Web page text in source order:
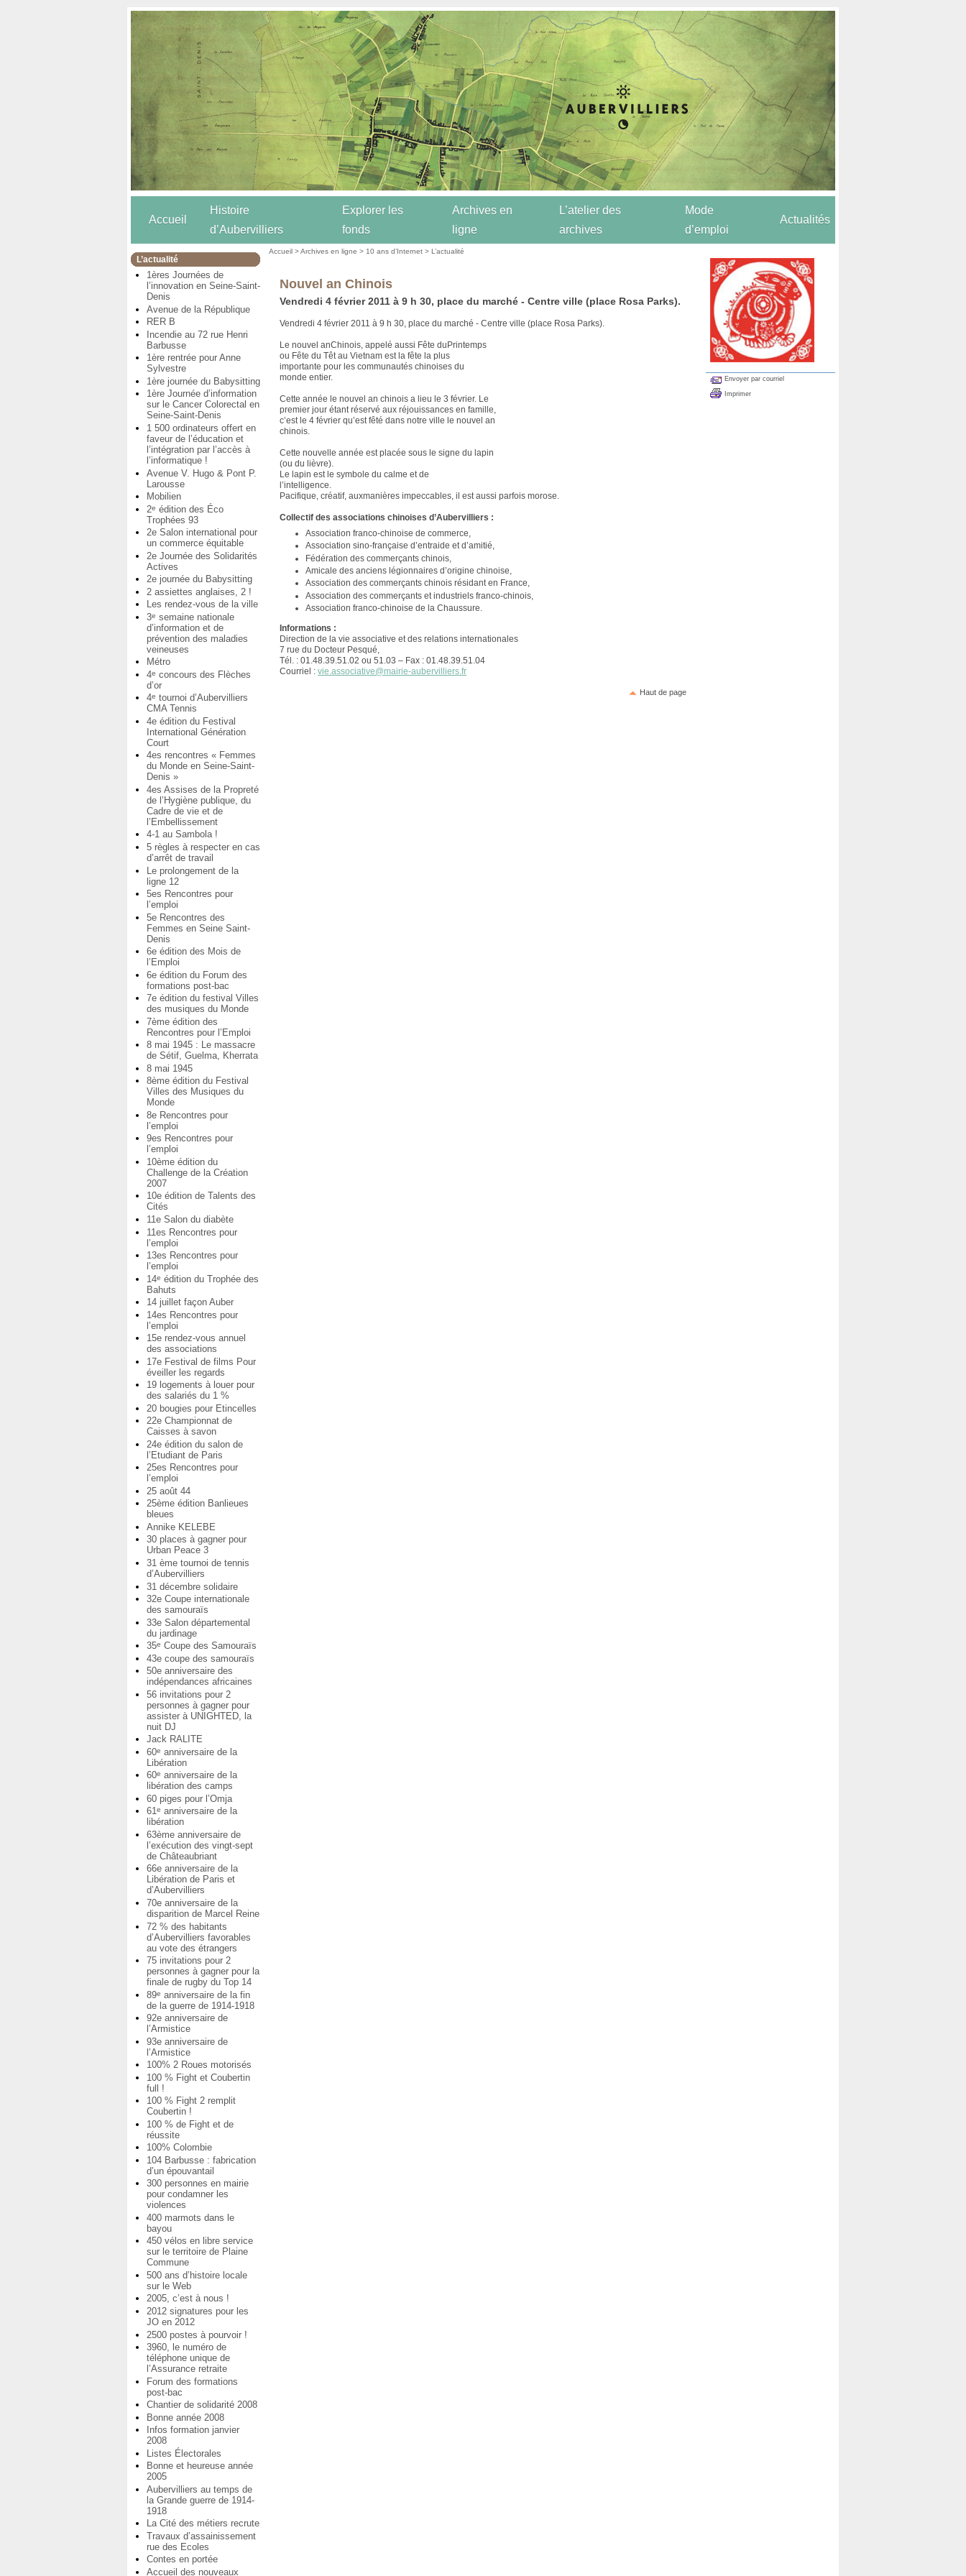
Accueil
Histoire
d’Aubervilliers
Explorer les
fonds
Archives en
ligne
L’atelier des
archives
Mode
d’emploi
Actualités
L’actualité
1ères Journées de
l’innovation en Seine-Saint-
Denis
Avenue de la République
RER B
Incendie au 72 rue Henri
Barbusse
1ère rentrée pour Anne
Sylvestre
1ère journée du Babysitting
1ère Journée d’information
sur le Cancer Colorectal en
Seine-Saint-Denis
1 500 ordinateurs offert en
faveur de l’éducation et
l’intégration par l’accès à
l’informatique !
Avenue V. Hugo & Pont P.
Larousse
Mobilien
2e édition des Éco
Trophées 93
2e Salon international pour
un commerce équitable
2e Journée des Solidarités
Actives
2e journée du Babysitting
2 assiettes anglaises, 2 !
Les rendez-vous de la ville
3e semaine nationale
d’information et de
prévention des maladies
veineuses
Métro
4e concours des Flèches
d’or
4e tournoi d’Aubervilliers
CMA Tennis
4e édition du Festival
International Génération
Court
4es rencontres « Femmes
du Monde en Seine-Saint-
Denis »
4es Assises de la Propreté
de l’Hygiène publique, du
Cadre de vie et de
l’Embellissement
4-1 au Sambola !
5 règles à respecter en cas
d’arrêt de travail
Le prolongement de la
ligne 12
5es Rencontres pour
l’emploi
5e Rencontres des
Femmes en Seine Saint-
Denis
6e édition des Mois de
l’Emploi
6e édition du Forum des
formations post-bac
7e édition du festival Villes
des musiques du Monde
7ème édition des
Rencontres pour l’Emploi
8 mai 1945 : Le massacre
de Sétif, Guelma, Kherrata
8 mai 1945
8ème édition du Festival
Villes des Musiques du
Monde
8e Rencontres pour
l’emploi
9es Rencontres pour
l’emploi
10ème édition du
Challenge de la Création
2007
10e édition de Talents des
Cités
11e Salon du diabète
11es Rencontres pour
l’emploi
13es Rencontres pour
l’emploi
14e édition du Trophée des
Bahuts
14 juillet façon Auber
14es Rencontres pour
l’emploi
15e rendez-vous annuel
des associations
17e Festival de films Pour
éveiller les regards
19 logements à louer pour
des salariés du 1 %
20 bougies pour Etincelles
22e Championnat de
Caisses à savon
24e édition du salon de
l’Etudiant de Paris
25es Rencontres pour
l’emploi
25 août 44
25ème édition Banlieues
bleues
Annike KELEBE
30 places à gagner pour
Urban Peace 3
31 ème tournoi de tennis
d’Aubervilliers
31 décembre solidaire
32e Coupe internationale
des samouraïs
33e Salon départemental
du jardinage
35e Coupe des Samouraïs
43e coupe des samouraïs
50e anniversaire des
indépendances africaines
56 invitations pour 2
personnes à gagner pour
assister à UNIGHTED, la
nuit DJ
Jack RALITE
60e anniversaire de la
Libération
60e anniversaire de la
libération des camps
60 piges pour l’Omja
61e anniversaire de la
libération
63ème anniversaire de
l’exécution des vingt-sept
de Châteaubriant
66e anniversaire de la
Libération de Paris et
d’Aubervilliers
70e anniversaire de la
disparition de Marcel Reine
72 % des habitants
d’Aubervilliers favorables
au vote des étrangers
75 invitations pour 2
personnes à gagner pour la
finale de rugby du Top 14
89e anniversaire de la fin
de la guerre de 1914-1918
92e anniversaire de
l’Armistice
93e anniversaire de
l’Armistice
100% 2 Roues motorisés
100 % Fight et Coubertin
full !
100 % Fight 2 remplit
Coubertin !
100 % de Fight et de
réussite
100% Colombie
104 Barbusse : fabrication
d’un épouvantail
300 personnes en mairie
pour condamner les
violences
400 marmots dans le
bayou
450 vélos en libre service
sur le territoire de Plaine
Commune
500 ans d’histoire locale
sur le Web
2005, c’est à nous !
2012 signatures pour les
JO en 2012
2500 postes à pourvoir !
3960, le numéro de
téléphone unique de
l’Assurance retraite
Forum des formations
post-bac
Chantier de solidarité 2008
Bonne année 2008
Infos formation janvier
2008
Listes Électorales
Bonne et heureuse année
2005
Aubervilliers au temps de
la Grande guerre de 1914-
1918
La Cité des métiers recrute
Travaux d’assainissement
rue des Ecoles
Contes en portée
Accueil des nouveaux
Accueil >Archives en ligne > 10 ans d’Internet >L’actualité
Nouvel an Chinois
Vendredi 4 février 2011 à 9 h 30, place du marché - Centre ville (place Rosa Parks).
Vendredi 4 février 2011 à 9 h 30, place du marché - Centre ville (place Rosa Parks).
Le nouvel anChinois, appelé aussi Fête duPrintemps
ou Fête du Têt au Vietnam est la fête la plus
importante pour les communautés chinoises du
monde entier.
Cette année le nouvel an chinois a lieu le 3 février. Le
premier jour étant réservé aux réjouissances en famille,
c’est le 4 février qu’est fêté dans notre ville le nouvel an
chinois.
Cette nouvelle année est placée sous le signe du lapin
(ou du lièvre).
Le lapin est le symbole du calme et de
l’intelligence.
Pacifique, créatif, auxmanières impeccables, il est aussi parfois morose.
Collectif des associations chinoises d’Aubervilliers :
Association franco-chinoise de commerce,
Association sino-française d’entraide et d’amitié,
Fédération des commerçants chinois,
Amicale des anciens légionnaires d’origine chinoise,
Association des commerçants chinois résidant en France,
Association des commerçants et industriels franco-chinois,
Association franco-chinoise de la Chaussure.
Informations :
Direction de la vie associative et des relations internationales
7 rue du Docteur Pesqué,
Tél. : 01.48.39.51.02 ou 51.03 – Fax : 01.48.39.51.04
Courriel :vie.associative@mairie-aubervilliers.fr
Haut de page
Envoyer par courriel
Imprimer